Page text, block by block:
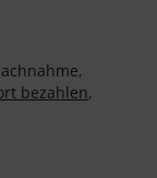
bezahlen,